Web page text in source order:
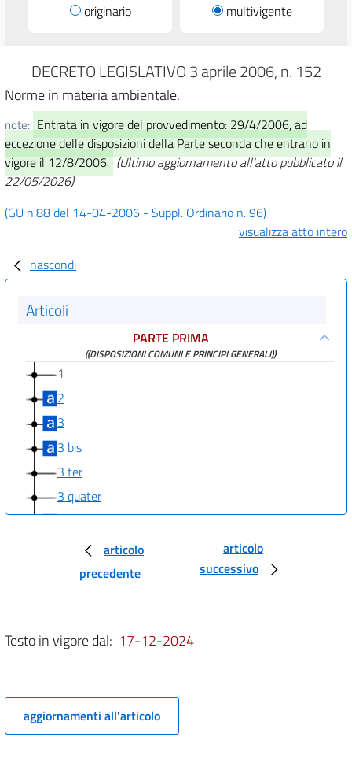
originario multivigente
DECRETO LEGISLATIVO 3 aprile 2006, n. 152
Norme in materia ambientale.
note: Entrata in vigore del provvedimento: 29/4/2006, ad
eccezione delle disposizioni della Parte seconda che entrano in
vigore il 12/8/2006. (Ultimo aggiornamento all'atto pubblicato il
22/05/2026)
(GU n.88 del 14-04-2006 - Suppl. Ordinario n. 96)
visualizza atto intero
nascondi
Articoli
PARTE PRIMA
((DISPOSIZIONI COMUNI E PRINCIPI GENERALI))
1
2
3
3 bis
3 ter
3 quater
3 quinquies
3 sexies
3 septies
L'AUTORIZZAZIONE INTEGRATA AMBIENTALE (IPPC)
TITOLO I
(AIA).))
4
5
articolo
precedente
articolo
successivo
Testo in vigore dal: 17-12-2024
aggiornamenti all'articolo